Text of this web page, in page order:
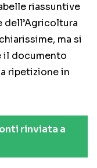
riassuntive
dell’Agricoltura
ma si
il documento
ripetizione in
rinviata a